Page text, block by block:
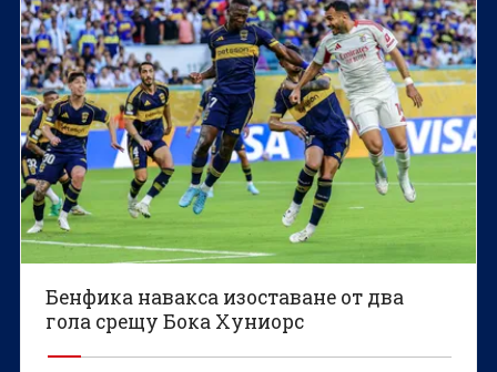
Бенфика навакса изоставане от два
гола срещу Бока Хуниорс